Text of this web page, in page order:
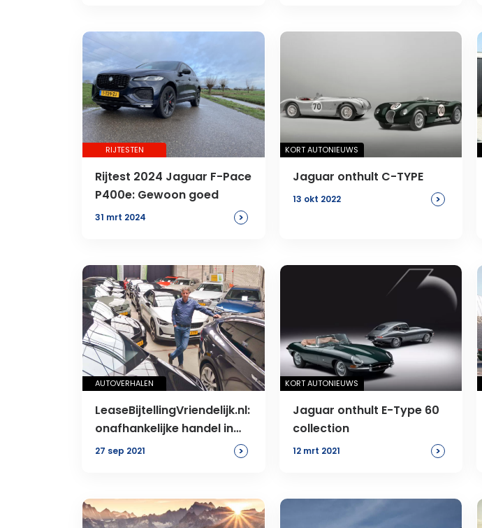
RIJTESTEN
Rijtest 2024 Jaguar F-Pace
P400e: Gewoon goed
31 mrt 2024 >
KORT AUTONIEUWS
Jaguar onthult C-TYPE
13 okt 2022 >
AUTOVERHALEN
LeaseBijtellingVriendelijk.nl:
onafhankelijke handel in
luxe EV’s
27 sep 2021 >
KORT AUTONIEUWS
Jaguar onthult E-Type 60
collection
12 mrt 2021 >